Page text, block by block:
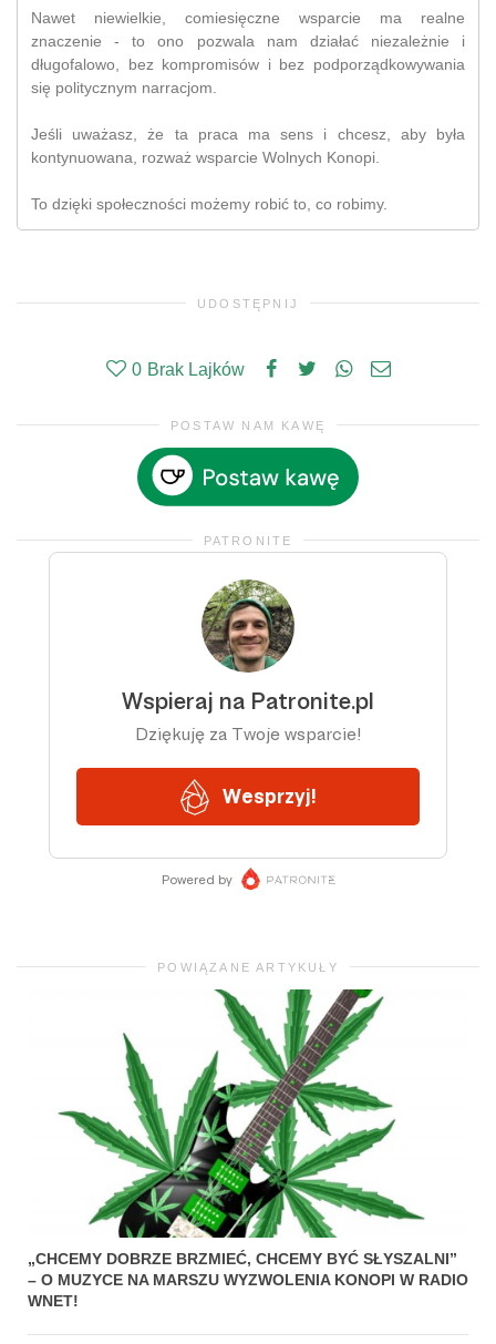
Nawet niewielkie, comiesięczne wsparcie ma realne
znaczenie - to ono pozwala nam działać niezależnie i
długofalowo, bez kompromisów i bez podporządkowywania
się politycznym narracjom.
Jeśli uważasz, że ta praca ma sens i chcesz, aby była
kontynuowana, rozważ wsparcie Wolnych Konopi.
To dzięki społeczności możemy robić to, co robimy.
UDOSTĘPNIJ
0 Brak Lajków
POSTAW NAM KAWĘ
PATRONITE
POWIĄZANE ARTYKUŁY
„CHCEMY DOBRZE BRZMIEĆ, CHCEMY BYĆ SŁYSZALNI”
– O MUZYCE NA MARSZU WYZWOLENIA KONOPI W RADIO
WNET!